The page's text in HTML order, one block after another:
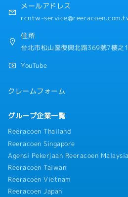
メールアドレス
rcntw-
住所
台北市松山區復興北路369號7樓之1
YouTube
クレームフォーム
グループ企業一覧
Reeracoen Thailand
Reeracoen Singapore
Agensi Pekerjaan Reeracoen Malaysia
Reeracoen Taiwan
Reeracoen Vietnam
Reeracoen Japan